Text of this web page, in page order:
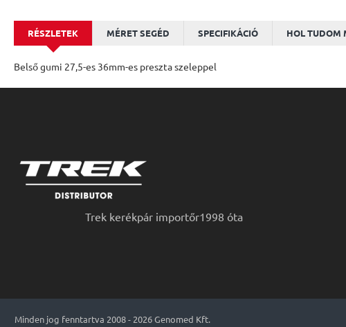
RÉSZLETEK MÉRET SEGÉD SPECIFIKÁCIÓ HOL TUDOM
Belső gumi 27,5-es 36mm-es preszta szeleppel
Trek kerékpár importőr1998 óta
Minden jog fenntartva 2008 - 2026 Genomed Kft.